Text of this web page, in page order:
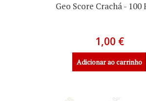
Geo Score Crachá - 100
1,00 €
Adicionar ao carrinho